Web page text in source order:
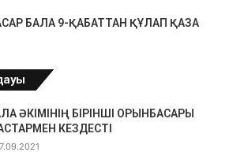
БАЛА 9-ҚАБАТТАН ҚҰЛАП ҚАЗА
ӘКІМІНІҢ БІРІНШІ ОРЫНБАСАРЫ
КЕЗДЕСТІ